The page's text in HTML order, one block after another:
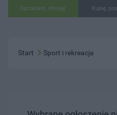
Sprzedam, oferuję Kupię,
Start Sport i rekreacja